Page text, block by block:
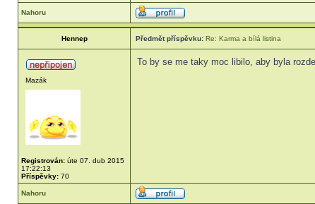
Nahoru
Hennep Předmět příspěvku: Re: Karma a bílá listina
Mazák
Registrován: úte 07. dub 2015
17:22:13
Příspěvky: 70
To by se me taky moc libilo, aby byla
Nahoru